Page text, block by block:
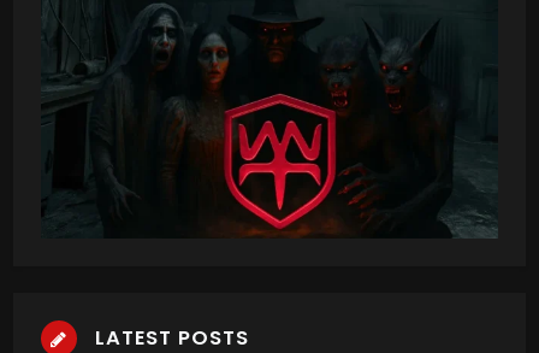
LATEST POSTS